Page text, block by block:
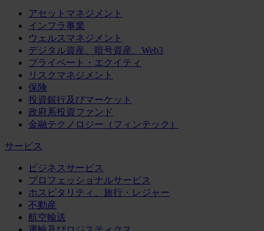
アセットマネジメント
インフラ事業
ウェルスマネジメント
デジタル資産、暗号資産、Web3
プライベート・エクイティ
リスクマネジメント
保険
投資銀行及びマーケット
政府系投資ファンド
金融テクノロジー（フィンテック）
サービス
ビジネスサービス
プロフェッショナルサービス
ホスピタリティ、旅行・レジャー
不動産
航空輸送